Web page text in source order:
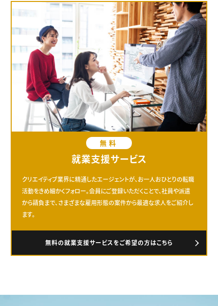
無料
就業支援サービス
クリエイティブ業界に精通したエージェントが、お一人おひとりの転職
活動をきめ細かくフォロー。会員にご登録いただくことで、社員や派遣
から請負まで、さまざまな雇用形態の案件から最適な求人をご紹介し
ます。
無料の就業支援サービスをご希望の方はこちら